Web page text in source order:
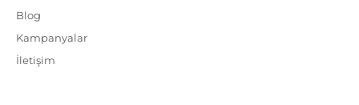
Blog
Kampanyalar
İletişim